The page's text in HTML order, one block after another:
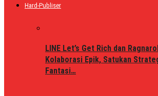
Hard-Publiser
LINE Let’s Get Rich dan
Kolaborasi Epik, Satukan
Fantasi…